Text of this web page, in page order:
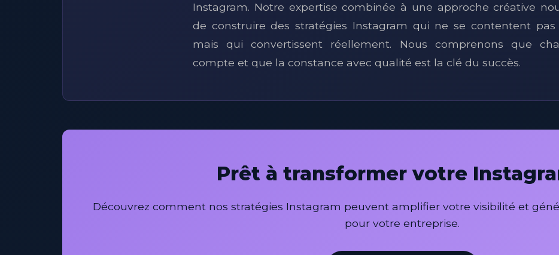
Instagram. Notre expertise combinée à une approche créative
de construire des stratégies Instagram qui ne se contentent pas
mais qui convertissent réellement. Nous comprenons que
compte et que la constance avec qualité est la clé du succès.
Prêt à transformer votre
Découvrez comment nos stratégies Instagram peuvent amplifier votre visibilité et
pour votre entreprise.